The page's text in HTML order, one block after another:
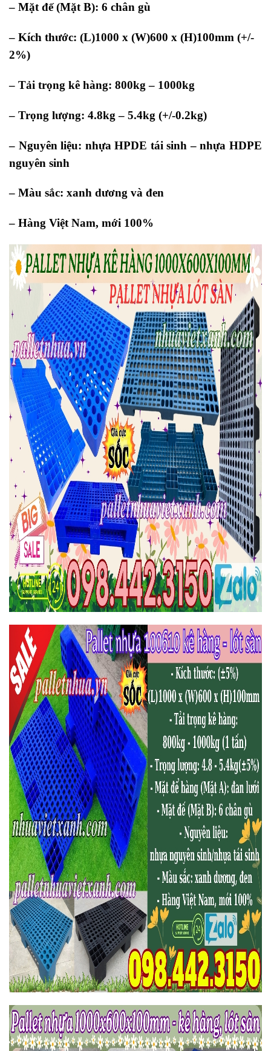
– Mặt đế (Mặt B): 6 chân gù
– Kích thước: (L)1000 x (W)600 x (H)100mm (+/-
2%)
– Tải trọng kê hàng: 800kg – 1000kg
– Trọng lượng: 4.8kg – 5.4kg (+/-0.2kg)
– Nguyên liệu: nhựa HPDE tái sinh – nhựa HDPE
nguyên sinh
– Màu sắc: xanh dương và đen
– Hàng Việt Nam, mới 100%